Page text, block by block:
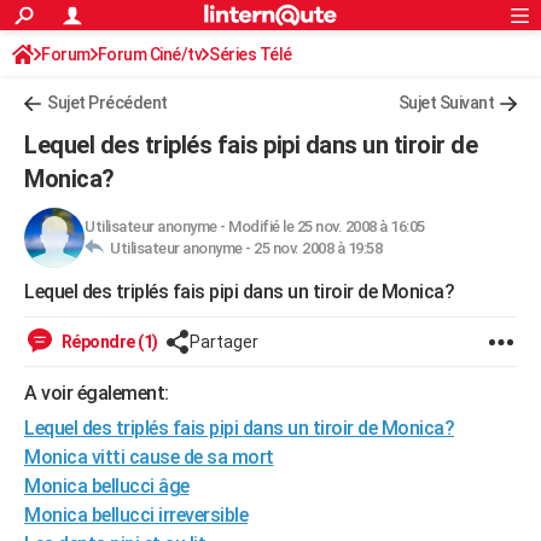
ACTUALITÉS
Politique
Société
Faits Divers
Education
Monde
Villes
+
Programme TV
TNTStreaming
Cinéma
Sorties cinéma
Musique
+FINANCE
Retraite
Impôts
Epargne
Immobilier
Risques naturels par ville
Banque
Assurance
Crédit
AUTO
Essais
Réserver un essai
Citadines
Berlines
SUV
Forum auto
HIGH-TECH
Guides de France
Escapades
Patrimoine
Expositions
Musées
Week-end nature
+LIFESTYLE
Art de vivre
Bien-être
Loisirs
Mode
Modes de vie
SANTE
Alimentation
Guide de la santé
Maladies
Médicaments
Sommeil
VOYAGE
S'inscrire
Connexion
Forum Forum Ciné/tv Séries Télé
Sujet Précédent Sujet Suivant
Lequel des triplés fais pipi dans un tiroir de
Monica?
Utilisateur anonyme- Modifié le 25 nov. 2008 à 16:05
Utilisateur anonyme - 25 nov. 2008 à 19:58
Lequel des triplés fais pipi dans un tiroir de Monica?
Répondre (1) Partager
A voir également:
Lequel des triplés fais pipi dans un tiroir de Monica?
Monica vitti cause de sa mort
Monica bellucci âge
Monica bellucci irreversible